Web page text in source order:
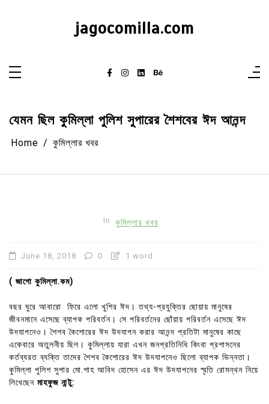
jagocomilla.com
যেমন ছিল কুমিল্লা পুলিশ সুপারের শৈশবের ঈদ আনন্দ
Home কুমিল্লার খবর
In কুমিল্লার খবর
June 18, 2018 0 1 word
( জাগো কুমিল্লা.কম)
বছর ঘুরে আবারো ফিরে এলো খুশির ঈদ। তথ্য-প্রযুক্তির ছোয়ায় মানুষের
জীবনমানে এসেছে ব্যাপক পরিবর্তন। সে পরিবর্তনের ছোঁয়ায় পরিবর্তন এসেছে ঈদ
উদযাপনেও। শৈশব কৈশোরের ঈদ উদযাপন করার আনন্দ প্রতিটা মানুষের কাছে
একেবারে অতুলনীয় ছিল। কুমিল্লায় যারা এখন জনপ্রতিনিধি কিংবা প্রশাসনের
কর্তব্যরত ব্যক্তি তাদের শৈশব কৈশোরের ঈদ উদযাপনেও ছিলো ব্যাপক ভিন্নতা।
কুমিল্লা পুলিশ সুপার মো.শাহ আবিদ হোসেন এর ঈদ উদযাপনের স্মৃতি রোমন্থন নিয়ে
লিখেছেন মাহফুজ নান্টু: